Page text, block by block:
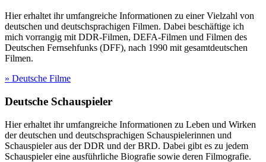
Hier erhaltet ihr umfangreiche Informationen zu einer Vielzahl von
deutschen und deutschsprachigen Filmen. Dabei beschäftige ich
mich vorrangig mit DDR-Filmen, DEFA-Filmen und Filmen des
Deutschen Fernsehfunks (DFF), nach 1990 mit gesamtdeutschen
Filmen.
» Deutsche Filme
Deutsche Schauspieler
Hier erhaltet ihr umfangreiche Informationen zu Leben und Wirken
der deutschen und deutschsprachigen Schauspielerinnen und
Schauspieler aus der DDR und der BRD. Dabei gibt es zu jedem
Schauspieler eine ausführliche Biografie sowie deren Filmografie.